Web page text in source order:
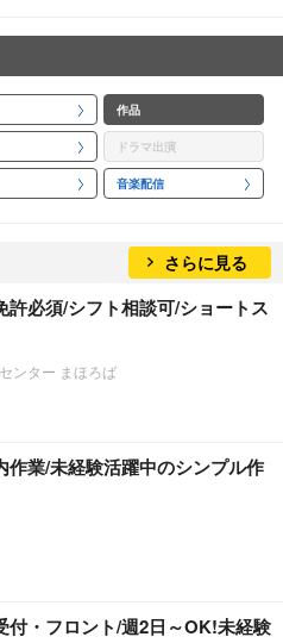
作品
ドラマ出演
音楽配信
さらに見る
許必須/シフト相談可/ショートス
ンター まほろば
業/未経験活躍中のシンプル作
付・フロント/週2日～OK!未経験